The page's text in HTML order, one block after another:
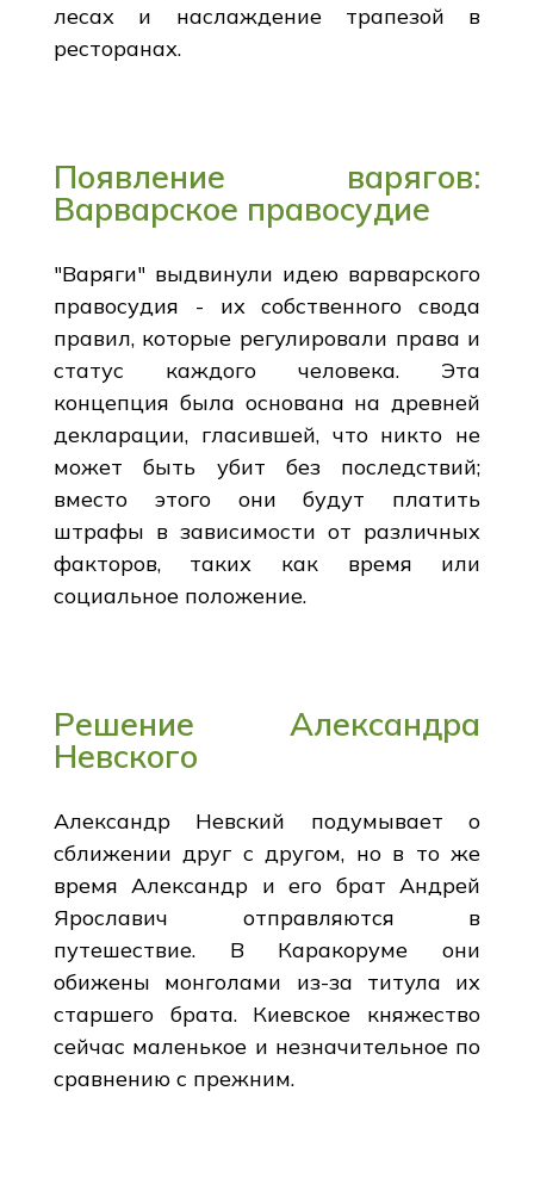
лесах и наслаждение трапезой в
ресторанах.
Появление варягов:
Варварское правосудие
"Варяги" выдвинули идею варварского
правосудия - их собственного свода
правил, которые регулировали права и
статус каждого человека. Эта
концепция была основана на древней
декларации, гласившей, что никто не
может быть убит без последствий;
вместо этого они будут платить
штрафы в зависимости от различных
факторов, таких как время или
социальное положение.
Решение Александра
Невского
Александр Невский подумывает о
сближении друг с другом, но в то же
время Александр и его брат Андрей
Ярославич отправляются в
путешествие. В Каракоруме они
обижены монголами из-за титула их
старшего брата. Киевское княжество
сейчас маленькое и незначительное по
сравнению с прежним.